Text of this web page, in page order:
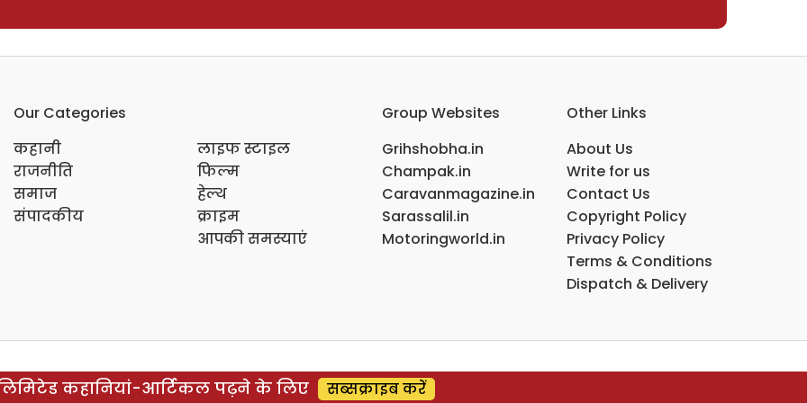
Our Categories
कहानी
राजनीति
समाज
संपादकीय
लाइफ स्टाइल
फिल्म
हेल्थ
क्राइम
आपकी समस्याएं
Group Websites
Grihshobha.in
Champak.in
Caravanmagazine.in
Sarassalil.in
Motoringworld.in
Other Links
About Us
Write for us
Contact Us
Copyright Policy
Privacy Policy
Terms & Conditions
Dispatch & Delivery
कहानियां-आर्टिकल पढ़ने के लिए सब्सक्राइब करें